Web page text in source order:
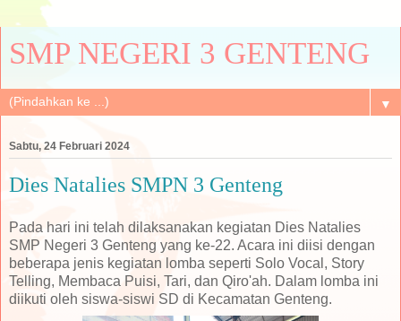
SMP NEGERI 3 GENTENG
▼
Sabtu, 24 Februari 2024
Dies Natalies SMPN 3 Genteng
Pada hari ini telah dilaksanakan kegiatan Dies Natalies
SMP Negeri 3 Genteng yang ke-22. Acara ini diisi dengan
beberapa jenis kegiatan lomba seperti Solo Vocal, Story
Telling, Membaca Puisi, Tari, dan Qiro'ah. Dalam lomba ini
diikuti oleh siswa-siswi SD di Kecamatan Genteng.